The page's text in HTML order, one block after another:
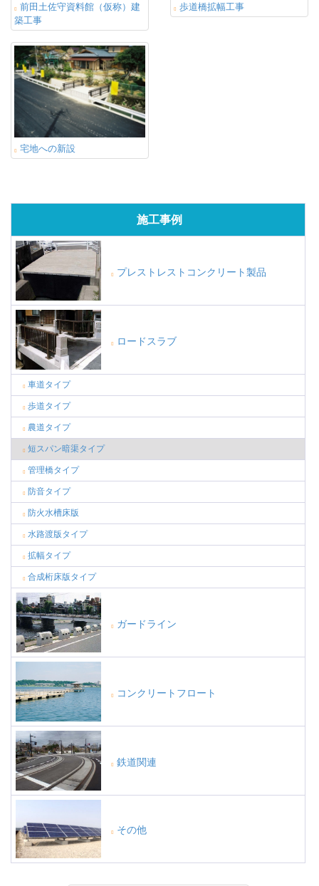
前田土佐守資料館（仮称）建
築工事
歩道橋拡幅工事
宅地への新設
施工事例
プレストレストコンクリート製品
ロードスラブ
車道タイプ
歩道タイプ
農道タイプ
短スパン暗渠タイプ
管理橋タイプ
防音タイプ
防火水槽床版
水路渡版タイプ
拡幅タイプ
合成桁床版タイプ
ガードライン
コンクリートフロート
鉄道関連
その他